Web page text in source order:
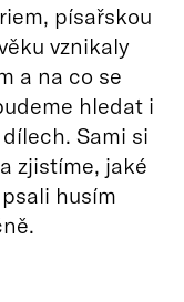
písařskou
vznikaly
a na co se
hledat i
Sami si
zjistíme, jaké
husím